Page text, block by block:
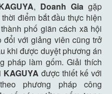
, Doanh Gia gặp
điểm bắt đầu thực hiện
phố giãn cách xã hội
với giảng viên cũng trở
khi được duyệt phương án
pháp làm gốm. Giải thích
KAGUYA được thiết kế với
phương pháp công